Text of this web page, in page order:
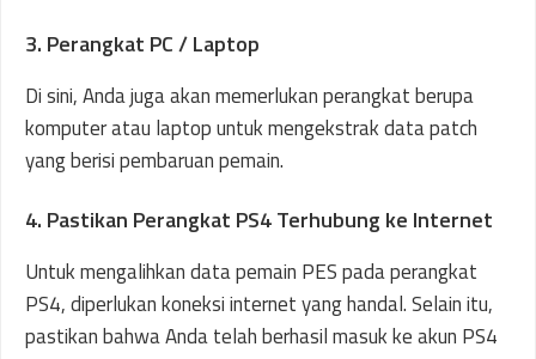
3. Perangkat PC / Laptop
Di sini, Anda juga akan memerlukan perangkat berupa
komputer atau laptop untuk mengekstrak data patch
yang berisi pembaruan pemain.
4. Pastikan Perangkat PS4 Terhubung ke Internet
Untuk mengalihkan data pemain PES pada perangkat
PS4, diperlukan koneksi internet yang handal. Selain itu,
pastikan bahwa Anda telah berhasil masuk ke akun PS4